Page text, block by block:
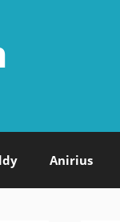
Anirius